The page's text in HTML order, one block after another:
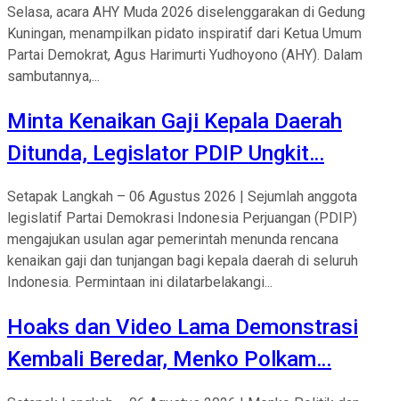
Selasa, acara AHY Muda 2026 diselenggarakan di Gedung
Kuningan, menampilkan pidato inspiratif dari Ketua Umum
Partai Demokrat, Agus Harimurti Yudhoyono (AHY). Dalam
sambutannya,...
Minta Kenaikan Gaji Kepala Daerah
Ditunda, Legislator PDIP Ungkit…
Setapak Langkah – 06 Agustus 2026 | Sejumlah anggota
legislatif Partai Demokrasi Indonesia Perjuangan (PDIP)
mengajukan usulan agar pemerintah menunda rencana
kenaikan gaji dan tunjangan bagi kepala daerah di seluruh
Indonesia. Permintaan ini dilatarbelakangi...
Hoaks dan Video Lama Demonstrasi
Kembali Beredar, Menko Polkam…